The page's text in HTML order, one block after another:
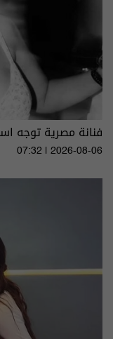
فنانة مصرية توجه
07:32 | 2026-08-06